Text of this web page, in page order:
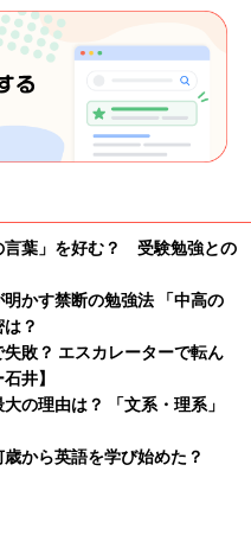
言葉」を好む？ 受験勉強との
かす禁断の勉強法 「中高の
？
敗？ エスカレーターで転ん
井】
の理由は？ 「文系・理系」
から英語を学び始めた？